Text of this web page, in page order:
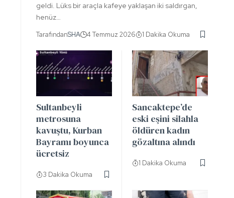
geldi. Lüks bir araçla kafeye yaklaşan iki saldırgan,
henüz…
TarafındanSHA 4 Temmuz 2026 1 Dakika Okuma
Sultanbeyli
metrosuna
kavuştu, Kurban
Bayramı boyunca
ücretsiz
3 Dakika Okuma
Sancaktepe’de
eski eşini silahla
öldüren kadın
gözaltına alındı
1 Dakika Okuma